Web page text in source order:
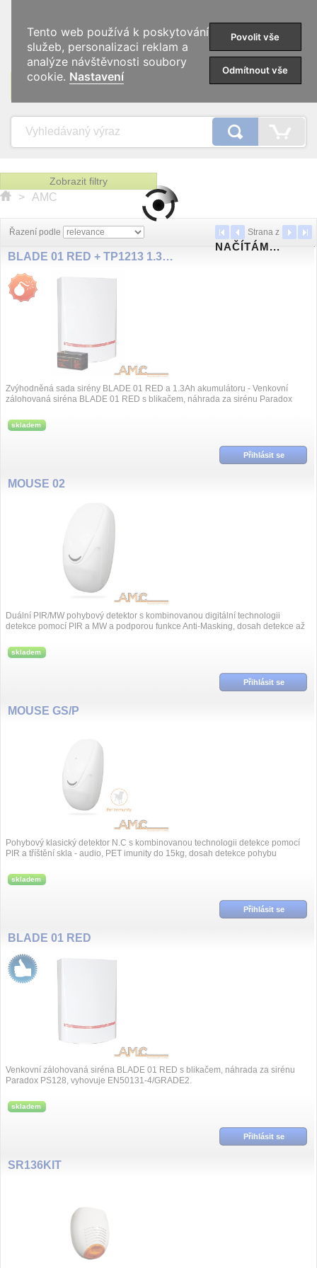
KATEGORIE
Zobrazit filtry
> AMC
Řazení podle Strana z
NAČÍTÁM...
BLADE 01 RED + TP1213 1.3Ah 12V
Zvýhodněná sada sirény BLADE 01 RED a 1.3Ah akumulátoru - Venkovní
zálohovaná siréna BLADE 01 RED s blikačem, náhrada za sirénu Paradox
skladem
Přihlásit se
MOUSE 02
Duální PIR/MW pohybový detektor s kombinovanou digitální technologii
detekce pomocí PIR a MW a podporou funkce Anti-Masking, dosah detekce až
skladem
Přihlásit se
MOUSE GS/P
Pohybový klasický detektor N.C s kombinovanou technologii detekce pomocí
PIR a tříštění skla - audio, PET imunity do 15kg, dosah detekce pohybu
skladem
Přihlásit se
BLADE 01 RED
Venkovní zálohovaná siréna BLADE 01 RED s blikačem, náhrada za sirénu
Paradox PS128, vyhovuje EN50131-4/GRADE2.
skladem
Přihlásit se
SR136KIT
Tento web používá k poskytování
služeb, personalizaci reklam a
analýze návštěvnosti soubory
cookie. Nastavení
Povolit vše
Odmítnout vše